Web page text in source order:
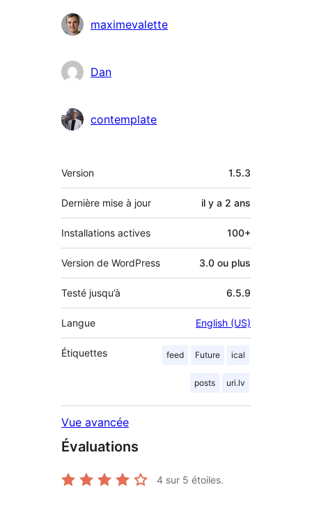
Contributeurs
maximevalette
Dan
contemplate
Méta
Version 1.5.3
Dernière mise à jour il y a 2 ans
Installations actives 100+
Version de WordPress 3.0 ou plus
Testé jusqu’à 6.5.9
Langue English (US)
Étiquettes feed Future ical
posts uri.lv
Vue avancée
Évaluations
4 sur 5 étoiles.